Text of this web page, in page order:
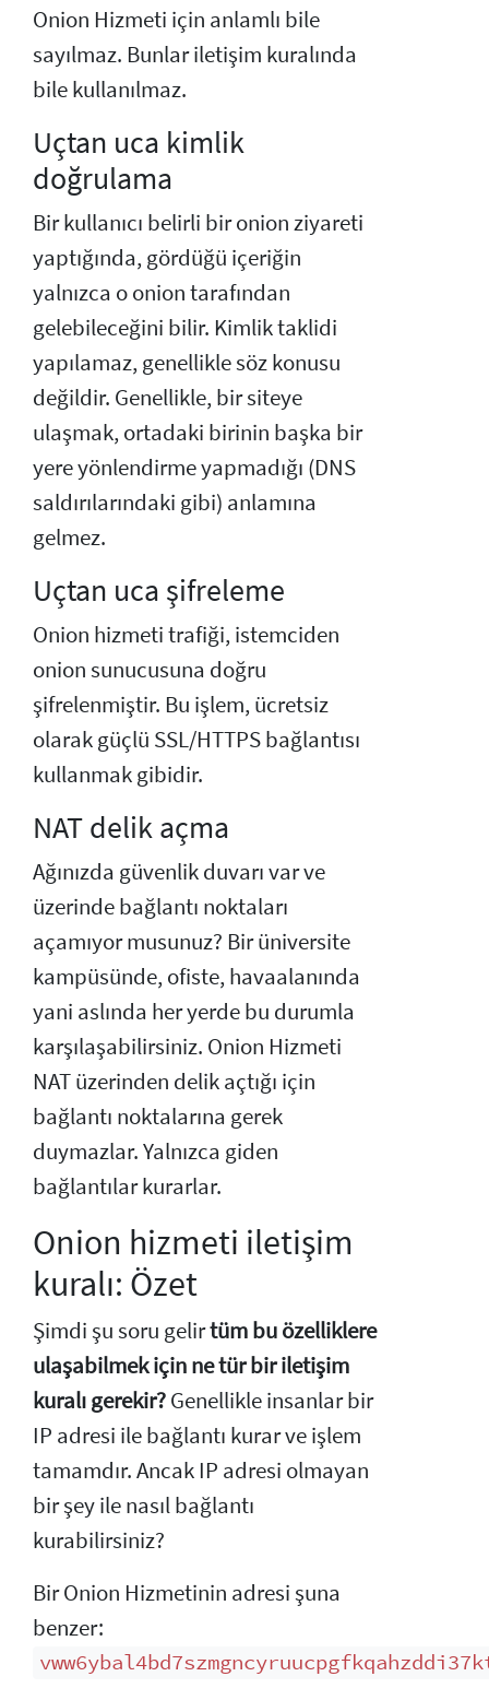
Onion Hizmeti için anlamlı bile
sayılmaz. Bunlar iletişim kuralında
bile kullanılmaz.
Uçtan uca kimlik
doğrulama
Bir kullanıcı belirli bir onion ziyareti
yaptığında, gördüğü içeriğin
yalnızca o onion tarafından
gelebileceğini bilir. Kimlik taklidi
yapılamaz, genellikle söz konusu
değildir. Genellikle, bir siteye
ulaşmak, ortadaki birinin başka bir
yere yönlendirme yapmadığı (DNS
saldırılarındaki gibi) anlamına
gelmez.
Uçtan uca şifreleme
Onion hizmeti trafiği, istemciden
onion sunucusuna doğru
şifrelenmiştir. Bu işlem, ücretsiz
olarak güçlü SSL/HTTPS bağlantısı
kullanmak gibidir.
NAT delik açma
Ağınızda güvenlik duvarı var ve
üzerinde bağlantı noktaları
açamıyor musunuz? Bir üniversite
kampüsünde, ofiste, havaalanında
yani aslında her yerde bu durumla
karşılaşabilirsiniz. Onion Hizmeti
NAT üzerinden delik açtığı için
bağlantı noktalarına gerek
duymazlar. Yalnızca giden
bağlantılar kurarlar.
Onion hizmeti iletişim
kuralı: Özet
Şimdi şu soru gelirtüm bu özelliklere
ulaşabilmek için ne tür bir iletişim
kuralı gerekir?Genellikle insanlar bir
IP adresi ile bağlantı kurar ve işlem
tamamdır. Ancak IP adresi olmayan
bir şey ile nasıl bağlantı
kurabilirsiniz?
Bir Onion Hizmetinin adresi şuna
benzer: